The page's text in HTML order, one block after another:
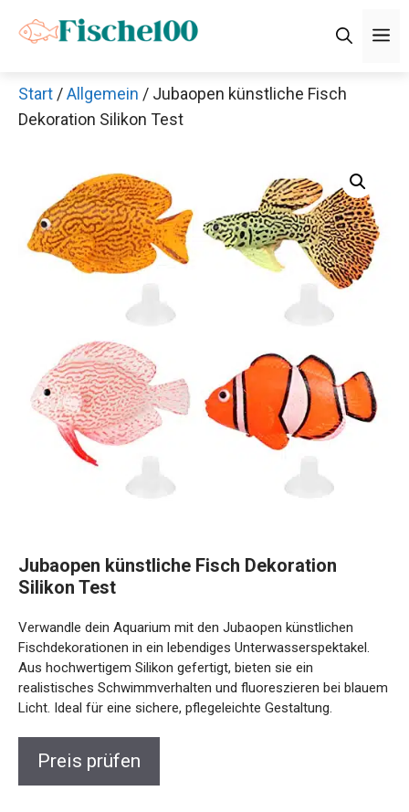
Inhalt
Start /Allgemein / Jubaopen künstliche Fisch
Dekoration Silikon Test
Jubaopen künstliche Fisch Dekoration
Silikon Test
Verwandle dein Aquarium mit den Jubaopen künstlichen
Fischdekorationen in ein lebendiges Unterwasserspektakel.
Aus hochwertigem Silikon gefertigt, bieten sie ein
realistisches Schwimmverhalten und fluoreszieren bei blauem
Licht. Ideal für eine sichere, pflegeleichte Gestaltung.
Preis prüfen